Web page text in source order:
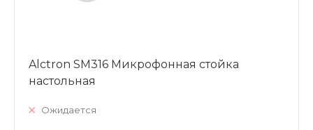
Alctron SM316 Микрофонная стойка
настольная
Ожидается